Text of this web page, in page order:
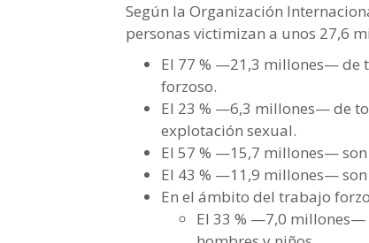
Según la Organización
personas victimizan a unos 27,6
El 77 % —21,3 millones— de
forzoso.
El 23 % —6,3 millones— de
explotación sexual.
El 57 % —15,7 millones—
El 43 % —11,9 millones—
En el ámbito del trabajo
El 33 % —7,0 millones—